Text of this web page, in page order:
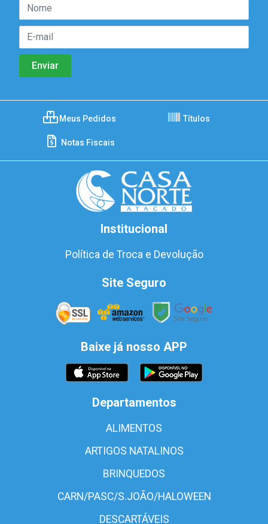
Meus Pedidos Títulos
Notas Fiscais
Institucional
Política de Troca e Devolução
Site Seguro
Baixe já nosso APP
Departamentos
ALIMENTOS
ARTIGOS NATALINOS
BRINQUEDOS
CARN/PASC/S.JOÃO/HALOWEEN
DESCARTÁVEIS